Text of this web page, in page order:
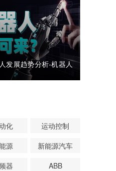
发展趋势分析-机器人
化
运动控制
源
新能源汽车
器
ABB